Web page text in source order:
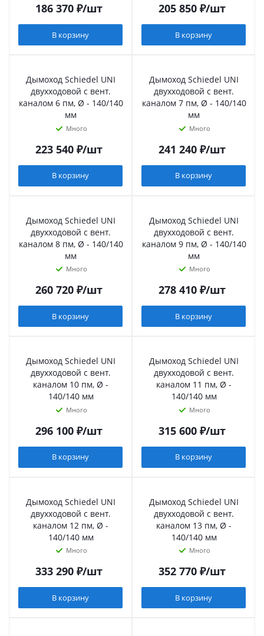
186 370₽/шт
В корзину
205 850₽/шт
В корзину
Дымоход Schiedel UNI
двухходовой с вент.
каналом 6 пм, Ø - 140/140
мм
Много
223 540₽/шт
В корзину
Дымоход Schiedel UNI
двухходовой с вент.
каналом 7 пм, Ø - 140/140
мм
Много
241 240₽/шт
В корзину
Дымоход Schiedel UNI
двухходовой с вент.
каналом 8 пм, Ø - 140/140
мм
Много
260 720₽/шт
В корзину
Дымоход Schiedel UNI
двухходовой с вент.
каналом 9 пм, Ø - 140/140
мм
Много
278 410₽/шт
В корзину
Дымоход Schiedel UNI
двухходовой с вент.
каналом 10 пм, Ø -
140/140 мм
Много
296 100₽/шт
В корзину
Дымоход Schiedel UNI
двухходовой с вент.
каналом 11 пм, Ø -
140/140 мм
Много
315 600₽/шт
В корзину
Дымоход Schiedel UNI
двухходовой с вент.
каналом 12 пм, Ø -
140/140 мм
Много
333 290₽/шт
В корзину
Дымоход Schiedel UNI
двухходовой с вент.
каналом 13 пм, Ø -
140/140 мм
Много
352 770₽/шт
В корзину